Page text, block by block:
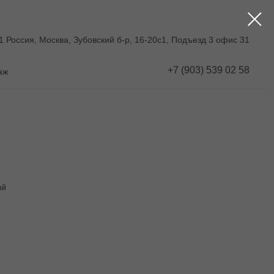
Россия, Москва, Зубовский б-р, 16-20с1, Подъезд 3 офис 31
+7 (903) 539 02 58